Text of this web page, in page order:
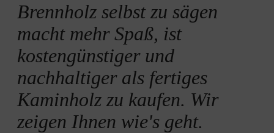
Brennholz selbst zu sägen
macht mehr Spaß, ist
kostengünstiger und
nachhaltiger als fertiges
Kaminholz zu kaufen. Wir
zeigen Ihnen wie's geht.